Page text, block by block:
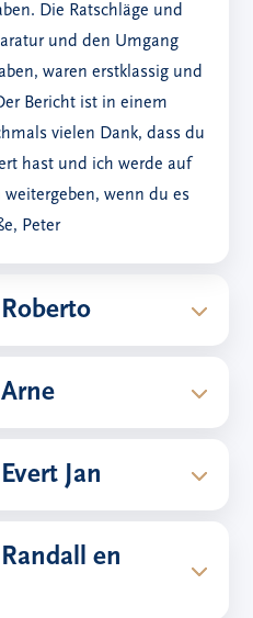
Die Ratschläge und
und den Umgang
waren erstklassig und
Bericht ist in einem
vielen Dank, dass du
hast und ich werde auf
wenn du es
Peter
Jan
en